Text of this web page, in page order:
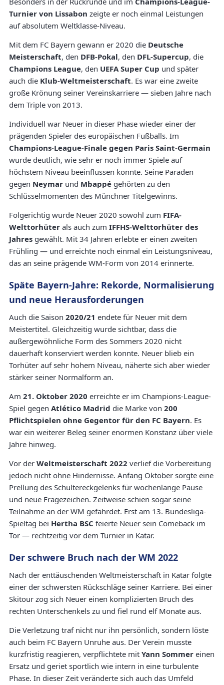
Turnier von Lissabon zeigte er noch einmal Leistungen
auf absolutem Weltklasse-Niveau.
Mit dem FC Bayern gewann er 2020 die Deutsche
Meisterschaft, den DFB-Pokal, den DFL-Supercup, die
Champions League, den UEFA Super Cup und später
auch die Klub-Weltmeisterschaft. Es war eine zweite
große Krönung seiner Vereinskarriere — sieben Jahre nach
dem Triple von 2013.
Individuell war Neuer in dieser Phase wieder einer der
prägenden Spieler des europäischen Fußballs. Im
Champions-League-Finale gegen Paris Saint-Germain
wurde deutlich, wie sehr er noch immer Spiele auf
höchstem Niveau beeinflussen konnte. Seine Paraden
gegen Neymar und Mbappé gehörten zu den
Schlüsselmomenten des Münchner Titelgewinns.
Folgerichtig wurde Neuer 2020 sowohl zum FIFA-
Welttorhüter als auch zum IFFHS-Welttorhüter des
Jahres gewählt. Mit 34 Jahren erlebte er einen zweiten
Frühling — und erreichte noch einmal ein Leistungsniveau,
das an seine prägende WM-Form von 2014 erinnerte.
Späte Bayern-Jahre: Rekorde, Normalisierung
und neue Herausforderungen
Auch die Saison 2020/21 endete für Neuer mit dem
Meistertitel. Gleichzeitig wurde sichtbar, dass die
außergewöhnliche Form des Sommers 2020 nicht
dauerhaft konserviert werden konnte. Neuer blieb ein
Torhüter auf sehr hohem Niveau, näherte sich aber wieder
stärker seiner Normalform an.
Am 21. Oktober 2020 erreichte er im Champions-League-
Spiel gegen Atlético Madrid die Marke von 200
Pflichtspielen ohne Gegentor für den FC Bayern. Es
war ein weiterer Beleg seiner enormen Konstanz über viele
Jahre hinweg.
Vor der Weltmeisterschaft 2022 verlief die Vorbereitung
jedoch nicht ohne Hindernisse. Anfang Oktober sorgte eine
Prellung des Schultereckgelenks für wochenlange Pause
und neue Fragezeichen. Zeitweise schien sogar seine
Teilnahme an der WM gefährdet. Erst am 13. Bundesliga-
Spieltag bei Hertha BSC feierte Neuer sein Comeback im
Tor — rechtzeitig vor dem Turnier in Katar.
Der schwere Bruch nach der WM 2022
Nach der enttäuschenden Weltmeisterschaft in Katar folgte
einer der schwersten Rückschläge seiner Karriere. Bei einer
Skitour zog sich Neuer einen komplizierten Bruch des
rechten Unterschenkels zu und fiel rund elf Monate aus.
Die Verletzung traf nicht nur ihn persönlich, sondern löste
auch beim FC Bayern Unruhe aus. Der Verein musste
kurzfristig reagieren, verpflichtete mit Yann Sommer einen
Ersatz und geriet sportlich wie intern in eine turbulente
Phase. In dieser Zeit veränderte sich auch das Umfeld